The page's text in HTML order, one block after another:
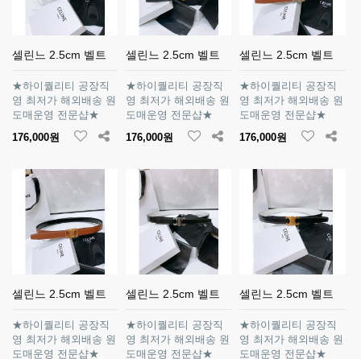
셀린느 2.5cm 벨트
★하이퀄리티 공장직
영 최저가 해외배송 원
도매운영 전문샵★
176,000원
셀린느 2.5cm 벨트
★하이퀄리티 공장직
영 최저가 해외배송 원
도매운영 전문샵★
176,000원
셀린느 2.5cm 벨트
★하이퀄리티 공장직
영 최저가 해외배송 원
도매운영 전문샵★
176,000원
셀린느 2.5cm 벨트
★하이퀄리티 공장직
영 최저가 해외배송 원
도매운영 전문샵★
셀린느 2.5cm 벨트
★하이퀄리티 공장직
영 최저가 해외배송 원
도매운영 전문샵★
셀린느 2.5cm 벨트
★하이퀄리티 공장직
영 최저가 해외배송 원
도매운영 전문샵★